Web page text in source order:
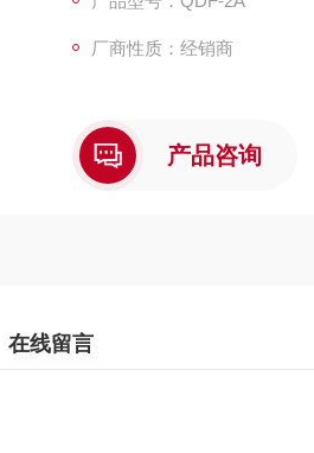
厂商性质：经销商
产品咨询
在线留言